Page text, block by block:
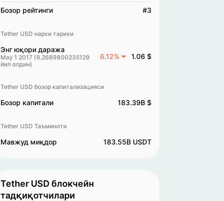
Бозор рейтинги #3
Tether USD нархи тарихи
Энг юқори даража
May 1 2017 (9.2689800235129
йил олдин)
6.12% 1.06 $
Tether USD бозор капитализацияси
Бозор капитали 183.39B $
Tether USD Таъминоти
Мавжуд миқдор 183.55B USDT
Tether USD блокчейн
тадқиқотчилари